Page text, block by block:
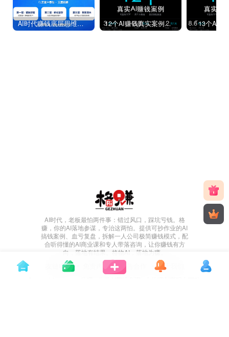
AI时代赚钱底层思维：“极致产品+极致模式”。我把买客户思维拆成三层（附自检+落地）附落地指导 12个AI赚钱真实案例｜2026年8月2日：100台Mac mini月入3万美元、AI宠物短剧月入2万（可复制SOP全拆解）
AI时代，老板最怕两件事：错过风口，踩坑亏钱。格
赚，你的AI落地参谋，专治这两怕。提供可抄作业的AI
搞钱案例、血亏复盘，拆解一人公司极简赚钱模式，配
合听得懂的AI商业课和专人带落咨询，让你赚钱有方
向，落地有结果。格物AI，落地为赚。
友链申请 广告合作 关于我们